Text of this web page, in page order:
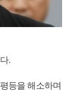
.
등을 해소하며